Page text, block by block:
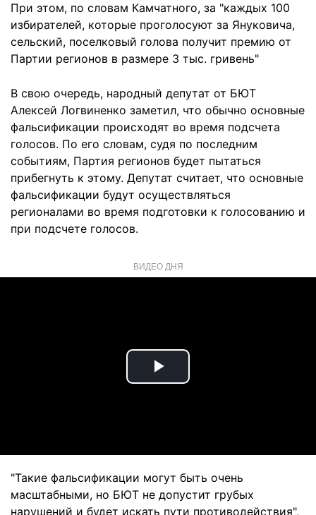
При этом, по словам Камчатного, за "каждых 100
избирателей, которые проголосуют за Януковича,
сельский, поселковый голова получит премию от
Партии регионов в размере 3 тыс. гривень"
В свою очередь, народный депутат от БЮТ
Алексей Логвиненко заметил, что обычно основные
фальсификации происходят во время подсчета
голосов. По его словам, судя по последним
событиям, Партия регионов будет пытаться
прибегнуть к этому. Депутат считает, что основные
фальсификации будут осуществляться
регионалами во время подготовки к голосованию и
при подсчете голосов.
ВИДЕО ДНЯ
Play
"Такие фальсификации могут быть очень
масштабными, но БЮТ не допустит грубых
нарушений и будет искать пути противодействия",